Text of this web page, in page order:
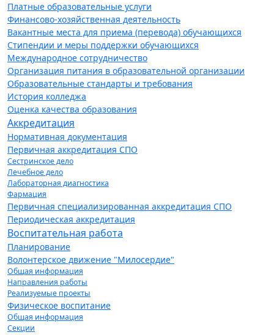
Платные образовательные услуги
Финансово-хозяйственная деятельность
Вакантные места для приема (перевода) обучающихся
Стипендии и меры поддержки обучающихся
Международное сотрудничество
Организация питания в образовательной организации
Образовательные стандарты и требования
История колледжа
Оценка качества образования
Аккредитация
Нормативная документация
Первичная аккредитация СПО
Сестринское дело
Лечебное дело
Лабораторная диагностика
Фармация
Первичная специализированная аккредитация СПО
Периодическая аккредитация
Воспитательная работа
Планирование
Волонтерское движение "Милосердие"
Общая информация
Направления работы
Реализуемые проекты
Физическое воспитание
Общая информация
Секции